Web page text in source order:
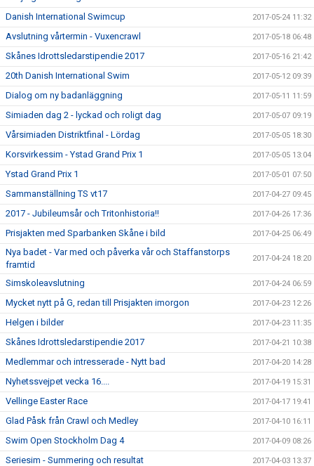
Danish International Swimcup 2017-05-24 11:32
Avslutning vårtermin - Vuxencrawl 2017-05-18 06:48
Skånes Idrottsledarstipendie 2017 2017-05-16 21:42
20th Danish International Swim 2017-05-12 09:39
Dialog om ny badanläggning 2017-05-11 11:59
Simiaden dag 2 - lyckad och roligt dag 2017-05-07 09:19
Vårsimiaden Distriktfinal - Lördag 2017-05-05 18:30
Korsvirkessim - Ystad Grand Prix 1 2017-05-05 13:04
Ystad Grand Prix 1 2017-05-01 07:50
Sammanställning TS vt17 2017-04-27 09:45
2017 - Jubileumsår och Tritonhistoria!! 2017-04-26 17:36
Prisjakten med Sparbanken Skåne i bild 2017-04-25 06:49
Nya badet - Var med och påverka vår och Staffanstorps
framtid
2017-04-24 18:20
Simskoleavslutning 2017-04-24 06:59
Mycket nytt på G, redan till Prisjakten imorgon 2017-04-23 12:26
Helgen i bilder 2017-04-23 11:35
Skånes Idrottsledarstipendie 2017 2017-04-21 10:38
Medlemmar och intresserade - Nytt bad 2017-04-20 14:28
Nyhetssvejpet vecka 16.... 2017-04-19 15:31
Vellinge Easter Race 2017-04-17 19:41
Glad Påsk från Crawl och Medley 2017-04-10 16:11
Swim Open Stockholm Dag 4 2017-04-09 08:26
Seriesim - Summering och resultat 2017-04-03 13:37